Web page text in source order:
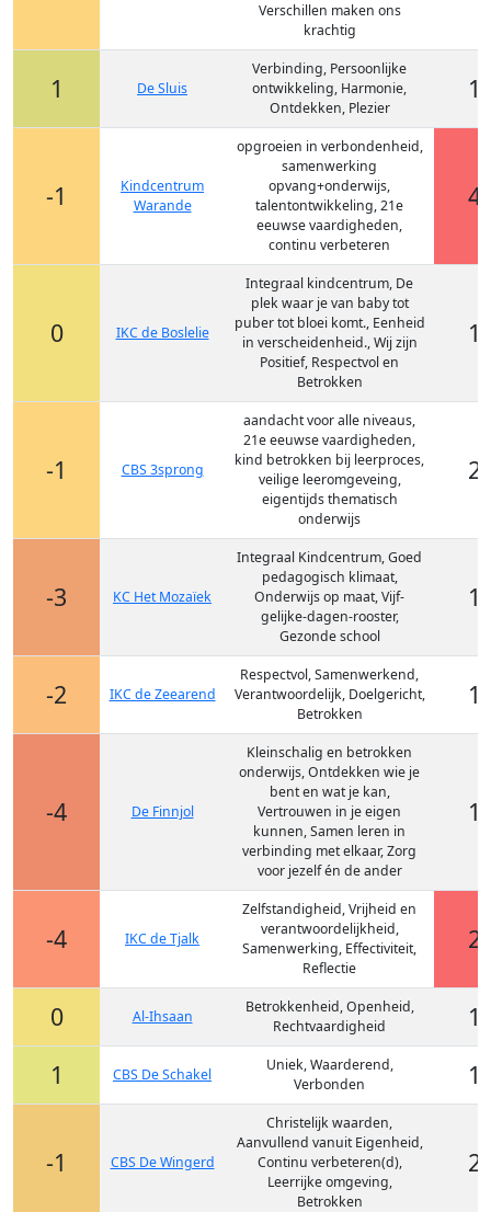
Verschillen maken ons
krachtig
1 De Sluis
Verbinding, Persoonlijke
ontwikkeling, Harmonie,
Ontdekken, Plezier
-1
Kindcentrum
Warande
opgroeien in verbondenheid,
samenwerking
opvang+onderwijs,
talentontwikkeling, 21e
eeuwse vaardigheden,
continu verbeteren
0 IKC de Boslelie
Integraal kindcentrum, De
plek waar je van baby tot
puber tot bloei komt., Eenheid
in verscheidenheid., Wij zijn
Positief, Respectvol en
Betrokken
-1 CBS 3sprong
aandacht voor alle niveaus,
21e eeuwse vaardigheden,
kind betrokken bij leerproces,
veilige leeromgeveing,
eigentijds thematisch
onderwijs
-3 KC Het Mozaïek
Integraal Kindcentrum, Goed
pedagogisch klimaat,
Onderwijs op maat, Vijf-
gelijke-dagen-rooster,
Gezonde school
-2 IKC de Zeearend
Respectvol, Samenwerkend,
Verantwoordelijk, Doelgericht,
Betrokken
-4 De Finnjol
Kleinschalig en betrokken
onderwijs, Ontdekken wie je
bent en wat je kan,
Vertrouwen in je eigen
kunnen, Samen leren in
verbinding met elkaar, Zorg
voor jezelf én de ander
-4 IKC de Tjalk
Zelfstandigheid, Vrijheid en
verantwoordelijkheid,
Samenwerking, Effectiviteit,
Reflectie
0 Al-Ihsaan
Betrokkenheid, Openheid,
Rechtvaardigheid
1
CBS De Schakel
Uniek, Waarderend,
Verbonden
-1 CBS De Wingerd
Christelijk waarden,
Aanvullend vanuit Eigenheid,
Continu verbeteren(d),
Leerrijke omgeving,
Betrokken